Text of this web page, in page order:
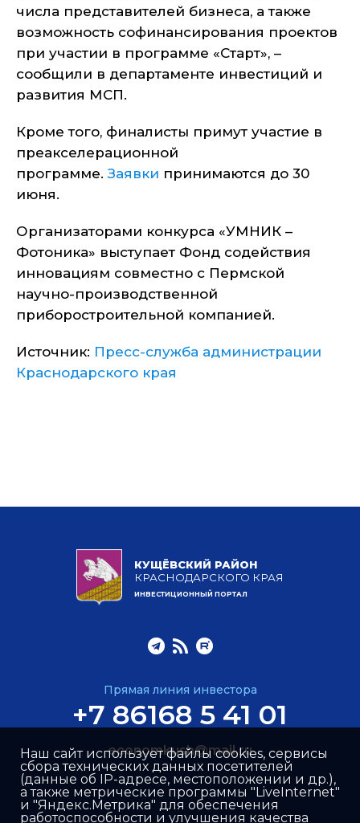
числа представителей бизнеса, а также
возможность софинансирования проектов
при участии в программе «Старт», –
сообщили в департаменте инвестиций и
развития МСП.
Кроме того, финалисты примут участие в
преакселерационной
программе.Заявки принимаются до 30
июня.
Организаторами конкурса «УМНИК –
Фотоника» выступает Фонд содействия
инновациям совместно с Пермской
научно-производственной
приборостроительной компанией.
Источник: Пресс-служба администрации
Краснодарского края
КУЩЁВСКИЙ РАЙОН
КРАСНОДАРСКОГО КРАЯ
ИНВЕСТИЦИОННЫЙ ПОРТАЛ
Прямая линия инвестора
+7 86168 5 41 01
economkush@mail.ru
Наш сайт использует файлы cookies, сервисы
сбора технических данных посетителей
(данные об IP-адресе, местоположении и др.),
а также метрические программы "LiveInternet"
и "Яндекс.Метрика" для обеспечения
работоспособности и улучшения качества